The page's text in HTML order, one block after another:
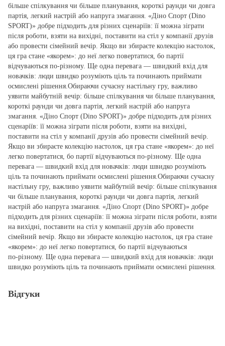
більше спілкування чи більше планування, короткі раунди чи довга
партія, легкий настрій або напруга змагання. «Діно Спорт (Dino
SPORT)» добре підходить для різних сценаріїв: її можна зіграти
після роботи, взяти на вихідні, поставити на стіл у компанії друзів
або провести сімейний вечір. Якщо ви збираєте колекцію настолок,
ця гра стане «якорем»: до неї легко повертатися, бо партії
відчуваються по‑різному. Ще одна перевага — швидкий вхід для
новачків: люди швидко розуміють ціль та починають приймати
осмислені рішення.Обираючи сучасну настільну гру, важливо
уявити майбутній вечір: більше спілкування чи більше планування,
короткі раунди чи довга партія, легкий настрій або напруга
змагання. «Діно Спорт (Dino SPORT)» добре підходить для різних
сценаріїв: її можна зіграти після роботи, взяти на вихідні,
поставити на стіл у компанії друзів або провести сімейний вечір.
Якщо ви збираєте колекцію настолок, ця гра стане «якорем»: до неї
легко повертатися, бо партії відчуваються по‑різному. Ще одна
перевага — швидкий вхід для новачків: люди швидко розуміють
ціль та починають приймати осмислені рішення.Обираючи сучасну
настільну гру, важливо уявити майбутній вечір: більше спілкування
чи більше планування, короткі раунди чи довга партія, легкий
настрій або напруга змагання. «Діно Спорт (Dino SPORT)» добре
підходить для різних сценаріїв: її можна зіграти після роботи, взяти
на вихідні, поставити на стіл у компанії друзів або провести
сімейний вечір. Якщо ви збираєте колекцію настолок, ця гра стане
«якорем»: до неї легко повертатися, бо партії відчуваються
по‑різному. Ще одна перевага — швидкий вхід для новачків: люди
швидко розуміють ціль та починають приймати осмислені рішення.
Відгуки